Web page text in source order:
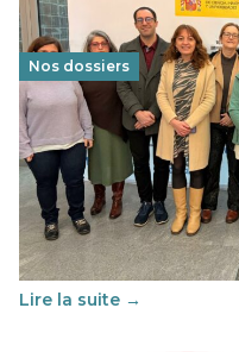
Nos dossiers
Éducation au vivre-
franco-espagnol pour
29 juin 2026-National
Cette année, l'UNSA
soutenu par l'union
au vivre-ensemble :
Lire la suite →